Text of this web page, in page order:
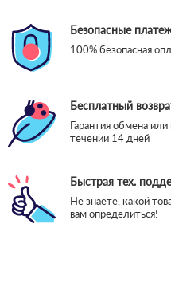
Безопасные
100% безопасная
Бесплатный
Гарантия обмена или
течении 14 дней
Быстрая тех.
Не знаете, какой
вам определиться!